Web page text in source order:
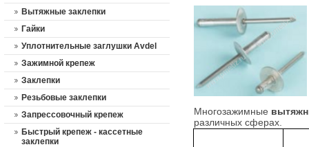
Многозажимные
различных сферах.
Вытяжные заклепки
Гайки
Уплотнительные заглушки Avdel
Зажимной крепеж
Заклепки
Резьбовые заклепки
Запрессовочный крепеж
Быстрый крепеж - кассетные
заклепки